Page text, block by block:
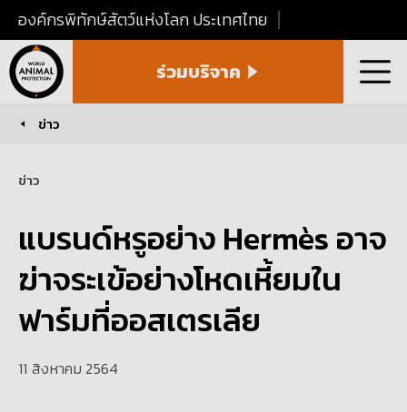
องค์กรพิทักษ์สัตว์แห่งโลก ประเทศไทย
Animal
Protection
ร่วมบริจาค เมนู
You are here:
ข่าว
แบรนด์หรูอย่าง Hermès อาจ
ฆ่าจระเข้อย่างโหดเหี้ยมใน
ฟาร์มที่ออสเตรเลีย
ข่าว
11 สิงหาคม 2564